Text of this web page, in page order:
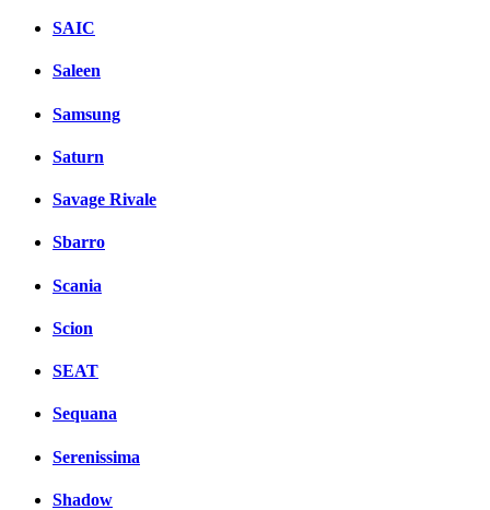
SAIC
Saleen
Samsung
Saturn
Savage Rivale
Sbarro
Scania
Scion
SEAT
Sequana
Serenissima
Shadow